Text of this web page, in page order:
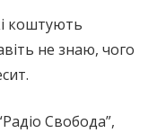
коштують
не знаю, чого
Свобода”,